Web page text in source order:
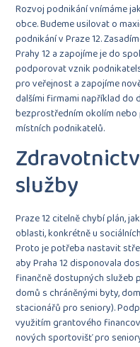
Rozvoj podnikání vnímáme
obce. Budeme usilovat o
podnikání v Praze 12.
Prahy 12 a zapojíme je do
podporovat vznik
pro veřejnost a zapojíme
dalšími firmami například do
bezprostředním okolím
místních podnikatelů.
služby
Praze 12 citelně chybí plán,
oblasti, konkrétně u
Proto je potřeba nastavit
aby Praha 12 disponovala
finančně dostupných služeb
domů s chráněnými byty,
stacionářů pro seniory).
využitím grantového
nových sportovišť pro